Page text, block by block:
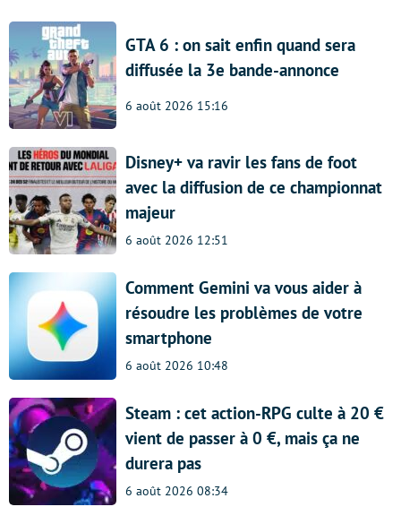
GTA 6 : on sait enfin quand sera
diffusée la 3e bande-annonce
6 août 2026 15:16
Disney+ va ravir les fans de foot
avec la diffusion de ce championnat
majeur
6 août 2026 12:51
Comment Gemini va vous aider à
résoudre les problèmes de votre
smartphone
6 août 2026 10:48
Steam : cet action-RPG culte à 20 €
vient de passer à 0 €, mais ça ne
durera pas
6 août 2026 08:34